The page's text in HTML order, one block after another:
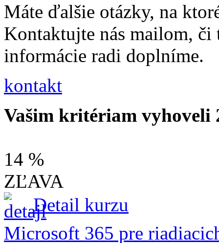
Máte ďalšie otázky, na
Kontaktujte nás mailom, či
informácie radi doplníme.
kontakt
Vašim kritériam vyhoveli
14 %
ZĽAVA
Detail kurzu
Microsoft 365 pre